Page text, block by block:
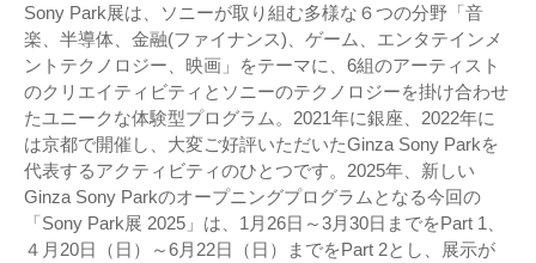
Sony Park展は、ソニーが取り組む多様な６つの分野「音
楽、半導体、金融(ファイナンス)、ゲーム、エンタテインメ
ントテクノロジー、映画」をテーマに、6組のアーティスト
のクリエイティビティとソニーのテクノロジーを掛け合わせ
たユニークな体験型プログラム。2021年に銀座、2022年に
は京都で開催し、大変ご好評いただいたGinza Sony Parkを
代表するアクティビティのひとつです。2025年、新しい
Ginza Sony Parkのオープニングプログラムとなる今回の
「Sony Park展 2025」は、1月26日～3月30日までをPart 1、
４月20日（日）～6月22日（日）までをPart 2とし、展示が